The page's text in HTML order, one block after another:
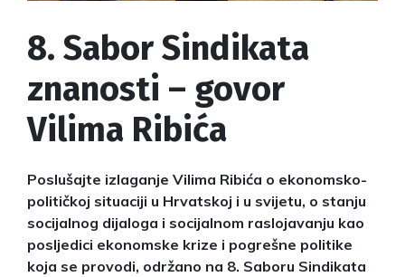
8. Sabor Sindikata
znanosti – govor
Vilima Ribića
Poslušajte izlaganje Vilima Ribića o ekonomsko-
političkoj situaciji u Hrvatskoj i u svijetu, o stanju
socijalnog dijaloga i socijalnom raslojavanju kao
posljedici ekonomske krize i pogrešne politike
koja se provodi, održano na 8. Saboru Sindikata